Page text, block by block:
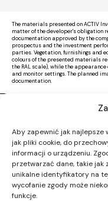
Aby zapewnić jak najlepsze
jak pliki cookie, do
informacji o urządzeniu.
przetwarzać dane, takie jak
unikalne identyfikatory na
wycofanie zgody może
funkcje.
The materials presented on ACTIV
matter of the developer's obligation
documentation approved by the
prospectus and the investment
parties. Vegetation, furnishings and
colours of the presented materials
the RAL scale), while the
and monitor settings. The planned
documentation.
Design by CTL